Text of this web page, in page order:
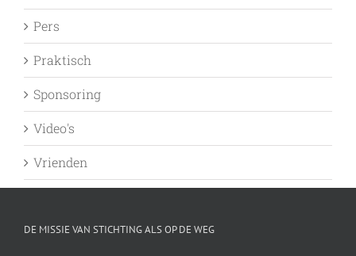
Pers
Praktisch
Sponsoring
Video's
Vrienden
DE MISSIE VAN STICHTING ALS OP DE WEG